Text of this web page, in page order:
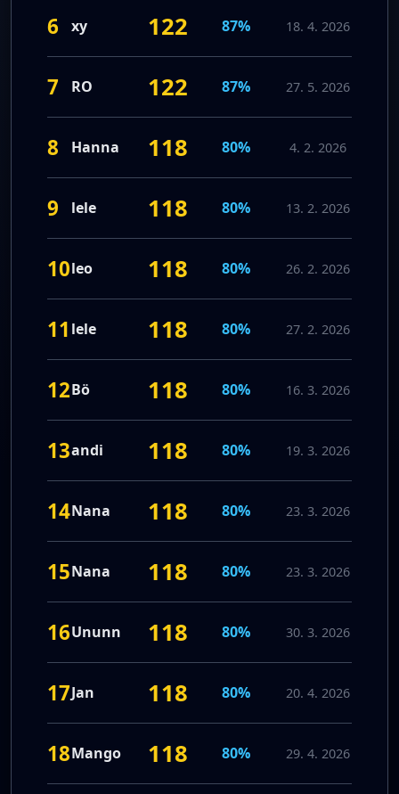
6 xy 122 87% 18. 4. 2026
7 RO 122 87% 27. 5. 2026
8 Hanna 118 80% 4. 2. 2026
9 lele 118 80% 13. 2. 2026
10leo 118 80% 26. 2. 2026
11 lele 118 80% 27. 2. 2026
12Bö 118 80% 16. 3. 2026
13andi 118 80% 19. 3. 2026
14Nana 118 80% 23. 3. 2026
15Nana 118 80% 23. 3. 2026
16Ununn 118 80% 30. 3. 2026
17Jan 118 80% 20. 4. 2026
18Mango 118 80% 29. 4. 2026